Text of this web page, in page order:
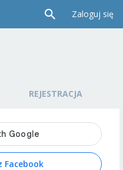
Zaloguj się
REJESTRACJA
Facebook